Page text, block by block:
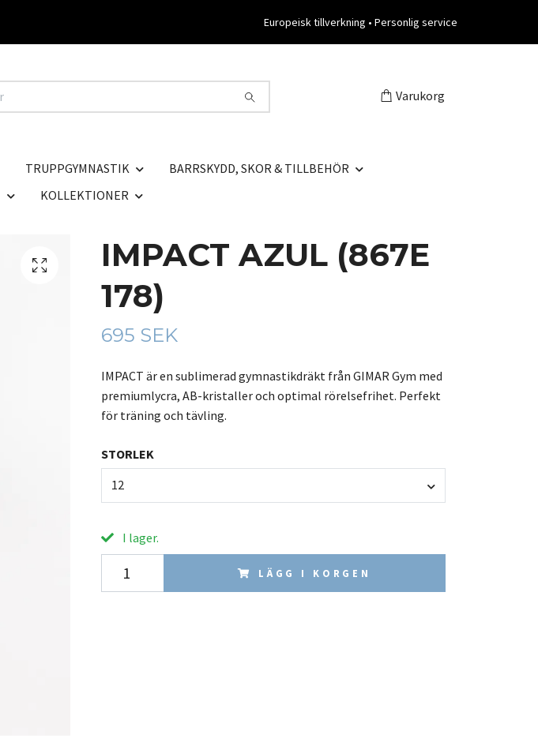
Europeisk tillverkning • Personlig service
Varukorg
TRUPPGYMNASTIK
BARRSKYDD, SKOR & TILLBEHÖR
KOLLEKTIONER
IMPACT AZUL (867E
178)
695 SEK
IMPACT är en sublimerad gymnastikdräkt från GIMAR Gym med
premiumlycra, AB-kristaller och optimal rörelsefrihet. Perfekt
för träning och tävling.
STORLEK
12
I lager.
LÄGG I KORGEN